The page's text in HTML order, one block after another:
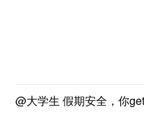
@大学生 假期安全，你